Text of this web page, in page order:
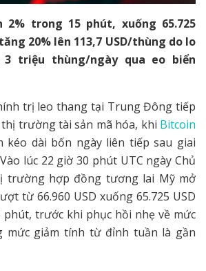
trong 15 phút, xuống 65.725
20% lên 113,7 USD/thùng do lo
triệu thùng/ngày qua eo biển
trị leo thang tại Trung Đông tiếp
trường tài sản mã hóa, khi Bitcoin
kéo dài bốn ngày liên tiếp sau giai
lúc 22 giờ 30 phút UTC ngày Chủ
trường hợp đồng tương lai Mỹ mở
từ 66.960 USD xuống 65.725 USD
trước khi phục hồi nhẹ về mức
mức giảm tính từ đỉnh tuần là gần